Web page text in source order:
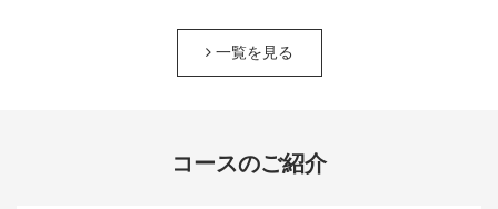
一覧を見る
コースのご紹介